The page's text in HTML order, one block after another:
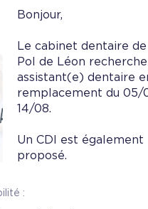
Bonjour,
Le cabinet dentaire
Pol de Léon
assistant(e) dentaire
remplacement du 05/
14/08.
Un CDI est également
proposé.
: